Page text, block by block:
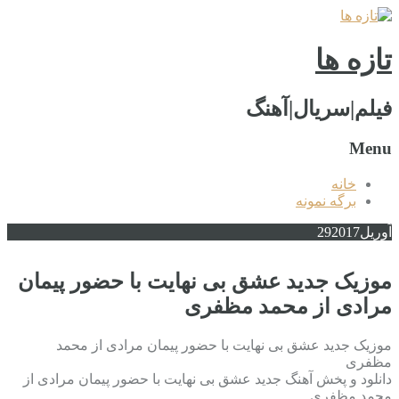
تازه ها
فیلم|سریال|آهنگ
Menu
خانه
برگه نمونه
آوریل 292017
موزیک جدید عشق بی نهایت با حضور پیمان
مرادی از محمد مظفری
موزیک جدید عشق بی نهایت با حضور پیمان مرادی از محمد
مظفری
دانلود و پخش آهنگ جدید عشق بی نهایت با حضور پیمان مرادی از